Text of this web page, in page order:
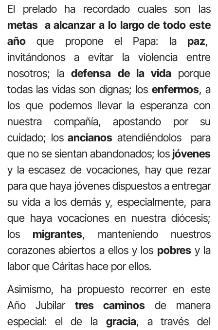
El prelado ha recordado cuales son las
metas a alcanzar a lo largo de todo este
año que propone el Papa: la paz,
invitándonos a evitar la violencia entre
nosotros; ladefensa de la vidaporque
todas las vidas son dignas; los enfermos, a
los que podemos llevar la esperanza con
nuestra compañía, apostando por su
cuidado; losancianos atendiéndolos para
que no se sientan abandonados; losjóvenes
y la escasez de vocaciones, hay que rezar
para que haya jóvenes dispuestos a entregar
su vida a los demás y, especialmente, para
que haya vocaciones en nuestra diócesis;
los migrantes, manteniendo nuestros
corazones abiertos a ellos y los pobresy la
labor que Cáritas hace por ellos.
Asimismo, ha propuesto recorrer en este
Año Jubilar tres caminos de manera
especial: el de la gracia, a través del